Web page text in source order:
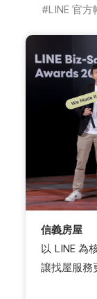
LINE 官方
信義房屋
以 LINE 為
讓找屋服務